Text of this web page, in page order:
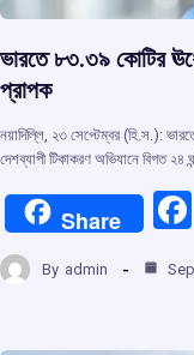
ভারতে ৮৩.৩৯ কোটির
প্রাপক
নয়াদিল্লি, ২৩ সেপ্টেম্বর (হি.স.):
দেশব্যাপী টিকাকরণ অভিযানে বিগত ২৪
Share
By admin